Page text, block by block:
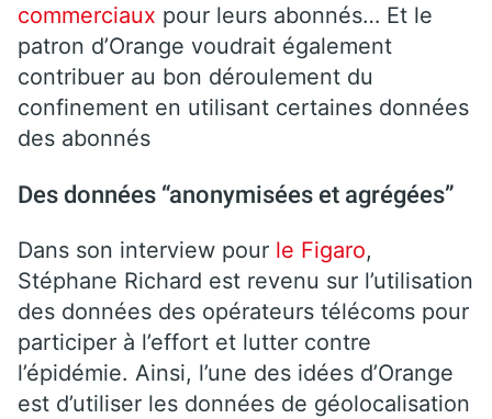
commerciaux pour leurs abonnés… Et le
patron d’Orange voudrait également
contribuer au bon déroulement du
confinement en utilisant certaines données
des abonnés
Des données “anonymisées et agrégées”
Dans son interview pour le Figaro,
Stéphane Richard est revenu sur l’utilisation
des données des opérateurs télécoms pour
participer à l’effort et lutter contre
l’épidémie. Ainsi, l’une des idées d’Orange
est d’utiliser les données de géolocalisation